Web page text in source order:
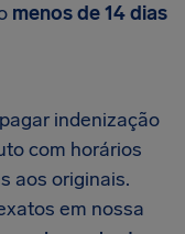
menos de 14 dias
indenização
com horários
aos originais.
em nossa